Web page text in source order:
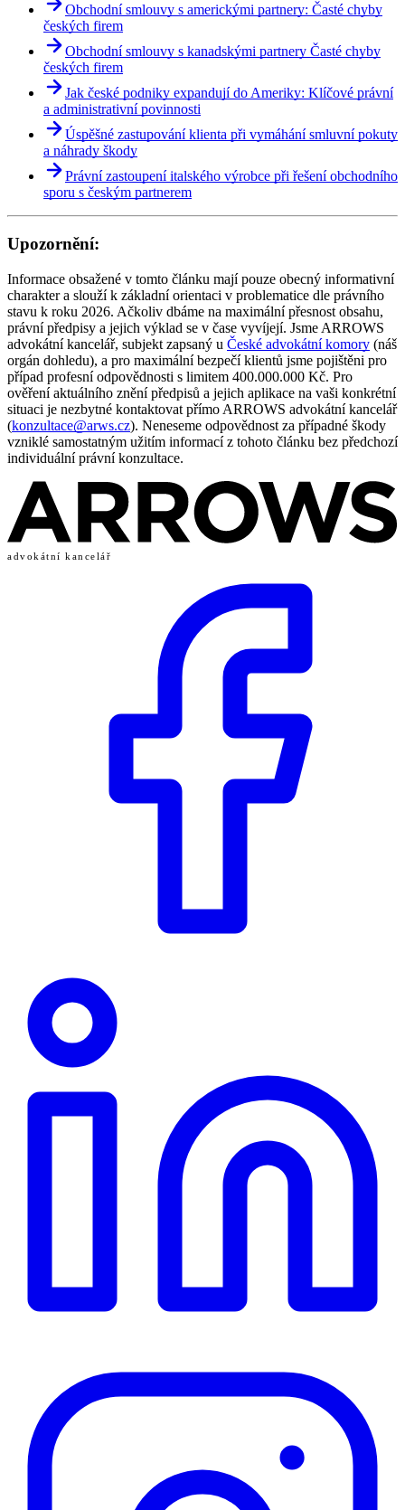
Obchodní smlouvy s americkými partnery: Časté chyby
českých firem
Obchodní smlouvy s kanadskými partnery Časté chyby
českých firem
Jak české podniky expandují do Ameriky: Klíčové právní
a administrativní povinnosti
Úspěšné zastupování klienta při vymáhání smluvní pokuty
a náhrady škody
Právní zastoupení italského výrobce při řešení obchodního
sporu s českým partnerem
Upozornění:
Informace obsažené v tomto článku mají pouze obecný informativní
charakter a slouží k základní orientaci v problematice dle právního
stavu k roku 2026. Ačkoliv dbáme na maximální přesnost obsahu,
právní předpisy a jejich výklad se v čase vyvíjejí. Jsme ARROWS
advokátní kancelář, subjekt zapsaný u České advokátní komory (náš
orgán dohledu), a pro maximální bezpečí klientů jsme pojištěni pro
případ profesní odpovědnosti s limitem 400.000.000 Kč. Pro
ověření aktuálního znění předpisů a jejich aplikace na vaši konkrétní
situaci je nezbytné kontaktovat přímo ARROWS advokátní kancelář
(konzultace@arws.cz). Neneseme odpovědnost za případné škody
vzniklé samostatným užitím informací z tohoto článku bez předchozí
individuální právní konzultace.
advokátní kancelář